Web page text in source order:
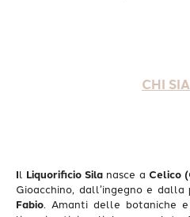
CHI
Il Liquorificio Sila nasce a Celico
Gioacchino, dall’ingegno e dalla
Fabio. Amanti delle botaniche